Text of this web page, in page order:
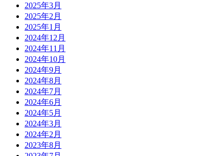
2025年3月
2025年2月
2025年1月
2024年12月
2024年11月
2024年10月
2024年9月
2024年8月
2024年7月
2024年6月
2024年5月
2024年3月
2024年2月
2023年8月